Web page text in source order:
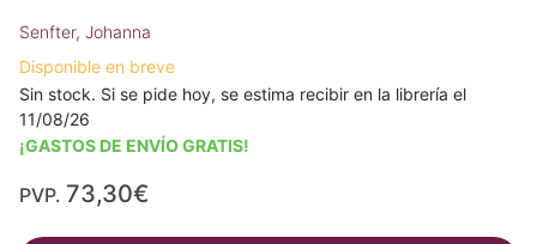
Senfter, Johanna
Disponible en breve
Sin stock. Si se pide hoy, se estima recibir en la librería el
11/08/26
¡GASTOS DE ENVÍO GRATIS!
PVP. 73,30€